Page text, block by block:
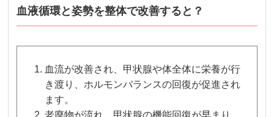
血液循環と姿勢を整体で改善すると？
血流が改善され、甲状腺や体全体に栄養が行
き渡り、ホルモンバランスの回復が促進され
ます。